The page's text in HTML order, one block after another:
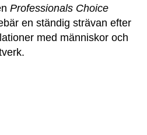
Professionals Choice
en ständig strävan efter
med människor och